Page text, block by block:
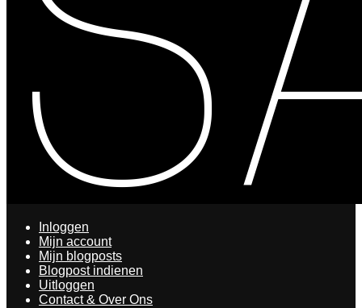
Inloggen
Mijn account
Mijn blogposts
Blogpost indienen
Uitloggen
Contact & Over Ons